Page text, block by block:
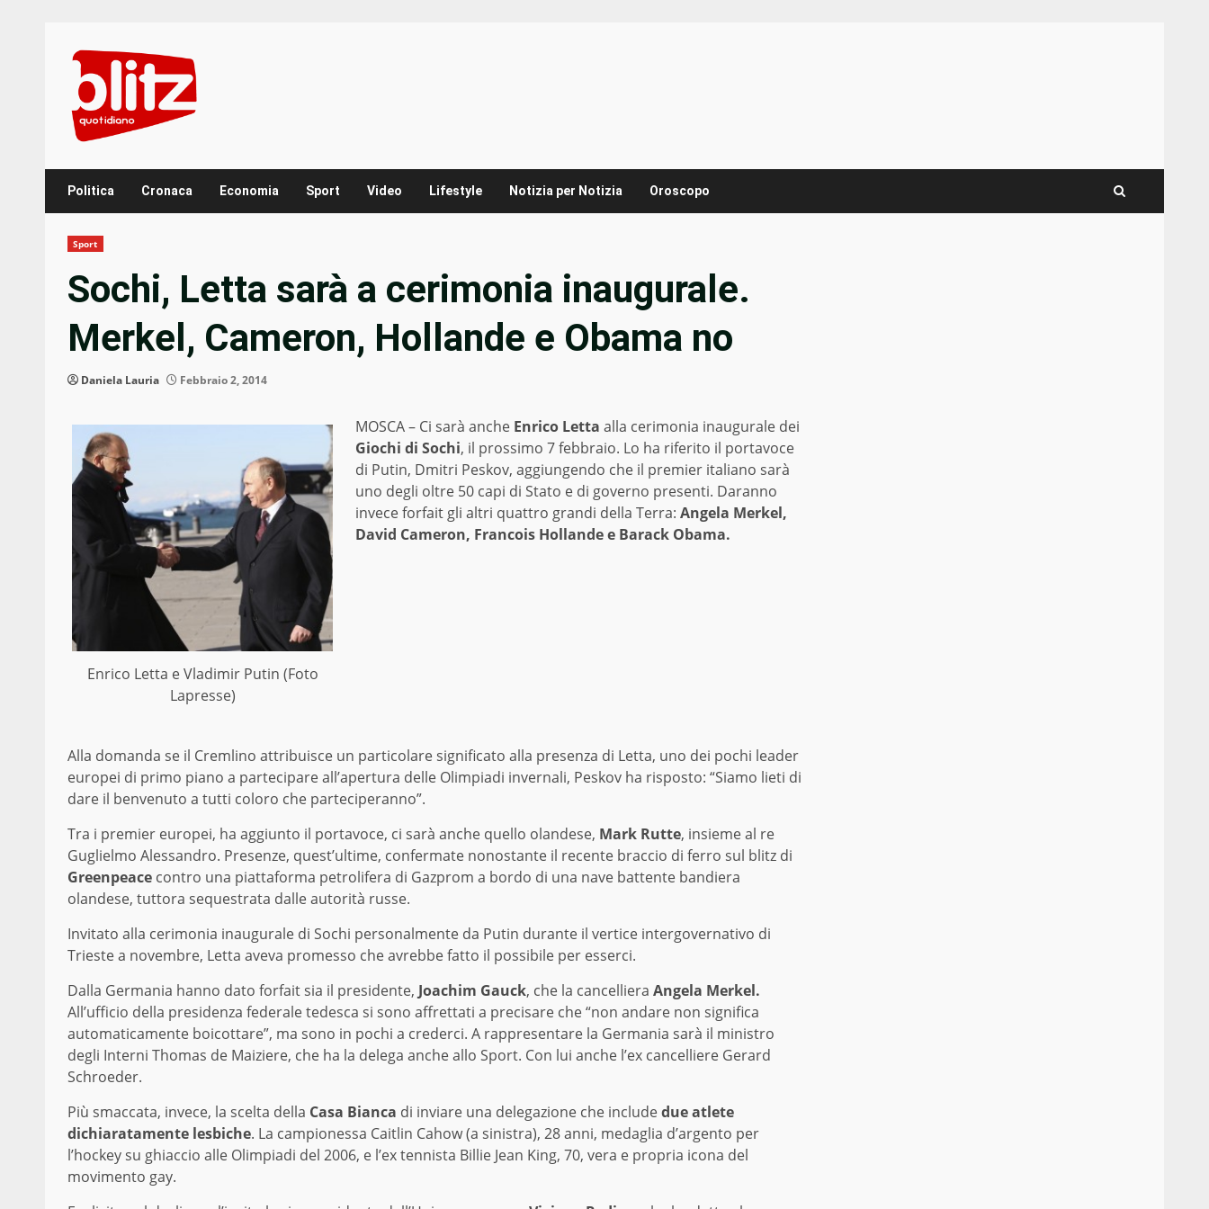
content
Politica Cronaca Economia Sport Video Lifestyle Notizia per Notizia Oroscopo
Sport
Sochi, Letta sarà a cerimonia inaugurale.
Merkel, Cameron, Hollande e Obama no
Daniela Lauria Febbraio 2, 2014
Enrico Letta e Vladimir Putin (Foto
Lapresse)
MOSCA – Ci sarà anche Enrico Letta alla cerimonia inaugurale dei
Giochi di Sochi, il prossimo 7 febbraio. Lo ha riferito il portavoce
di Putin, Dmitri Peskov, aggiungendo che il premier italiano sarà
uno degli oltre 50 capi di Stato e di governo presenti. Daranno
invece forfait gli altri quattro grandi della Terra: Angela Merkel,
David Cameron, Francois Hollande e Barack Obama.
Alla domanda se il Cremlino attribuisce un particolare significato alla presenza di Letta, uno dei pochi leader
europei di primo piano a partecipare all’apertura delle Olimpiadi invernali, Peskov ha risposto: “Siamo lieti di
dare il benvenuto a tutti coloro che parteciperanno”.
Tra i premier europei, ha aggiunto il portavoce, ci sarà anche quello olandese, Mark Rutte, insieme al re
Guglielmo Alessandro. Presenze, quest’ultime, confermate nonostante il recente braccio di ferro sul blitz di
Greenpeace contro una piattaforma petrolifera di Gazprom a bordo di una nave battente bandiera
olandese, tuttora sequestrata dalle autorità russe.
Invitato alla cerimonia inaugurale di Sochi personalmente da Putin durante il vertice intergovernativo di
Trieste a novembre, Letta aveva promesso che avrebbe fatto il possibile per esserci.
Dalla Germania hanno dato forfait sia il presidente, Joachim Gauck, che la cancelliera Angela Merkel.
All’ufficio della presidenza federale tedesca si sono affrettati a precisare che “non andare non significa
automaticamente boicottare”, ma sono in pochi a crederci. A rappresentare la Germania sarà il ministro
degli Interni Thomas de Maiziere, che ha la delega anche allo Sport. Con lui anche l’ex cancelliere Gerard
Schroeder.
Più smaccata, invece, la scelta della Casa Bianca di inviare una delegazione che includedue atlete
dichiaratamente lesbiche. La campionessa Caitlin Cahow (a sinistra), 28 anni, medaglia d’argento per
l’hockey su ghiaccio alle Olimpiadi del 2006, e l’ex tennista Billie Jean King, 70, vera e propria icona del
movimento gay.